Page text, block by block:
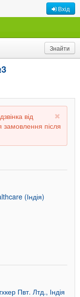
Вхід
від
після
(Індія)
Пвт. Лтд., Індія